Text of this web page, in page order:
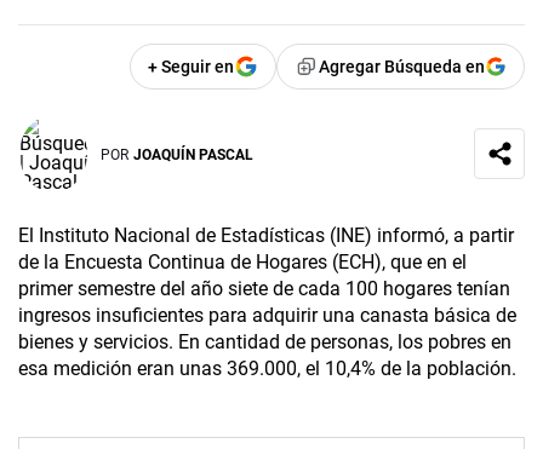
+ Seguir en Agregar Búsqueda en
POR JOAQUÍN PASCAL
El Instituto Nacional de Estadísticas (INE) informó, a partir
de la Encuesta Continua de Hogares (ECH), que en el
primer semestre del año siete de cada 100 hogares tenían
ingresos insuficientes para adquirir una canasta básica de
bienes y servicios. En cantidad de personas, los pobres en
esa medición eran unas 369.000, el 10,4% de la población.